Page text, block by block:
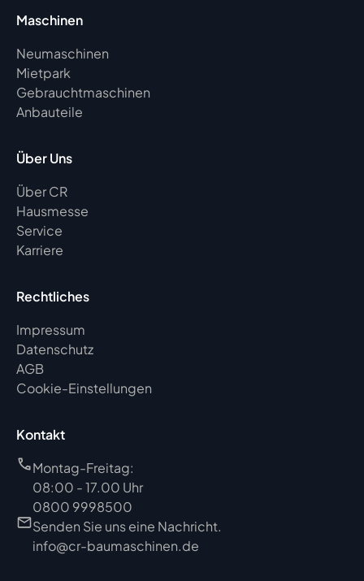
Maschinen
Neumaschinen
Mietpark
Gebrauchtmaschinen
Anbauteile
Über Uns
Über CR
Hausmesse
Service
Karriere
Rechtliches
Impressum
Datenschutz
AGB
Cookie-Einstellungen
Kontakt
Montag-Freitag:
08:00 - 17.00 Uhr
0800 9998500
Senden Sie uns eine Nachricht.
info@cr-baumaschinen.de